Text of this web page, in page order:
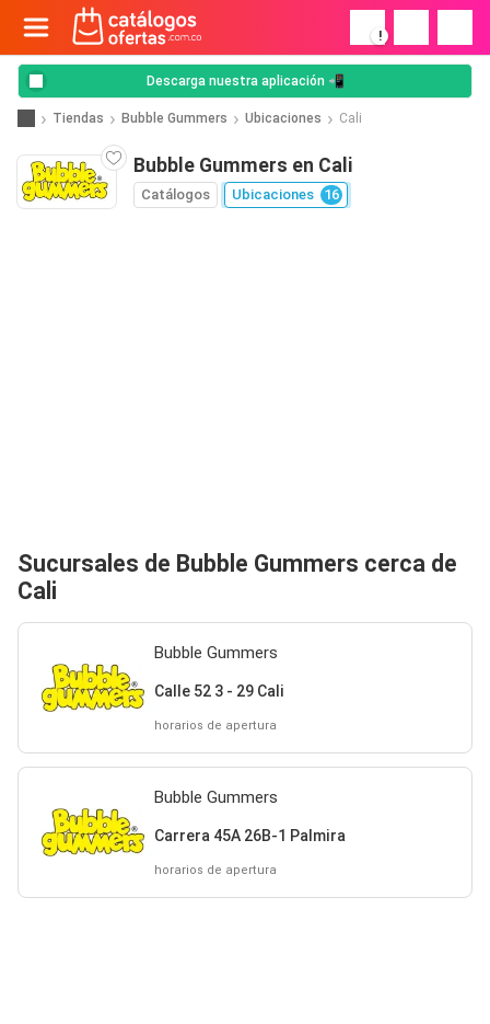
!
Descarga nuestra aplicación 📲
Tiendas Bubble Gummers Ubicaciones Cali
Bubble Gummers en Cali
Catálogos Ubicaciones 16
Sucursales de Bubble Gummers cerca de
Cali
Bubble Gummers
Calle 52 3 - 29 Cali
horarios de apertura
Bubble Gummers
Carrera 45A 26B-1 Palmira
horarios de apertura